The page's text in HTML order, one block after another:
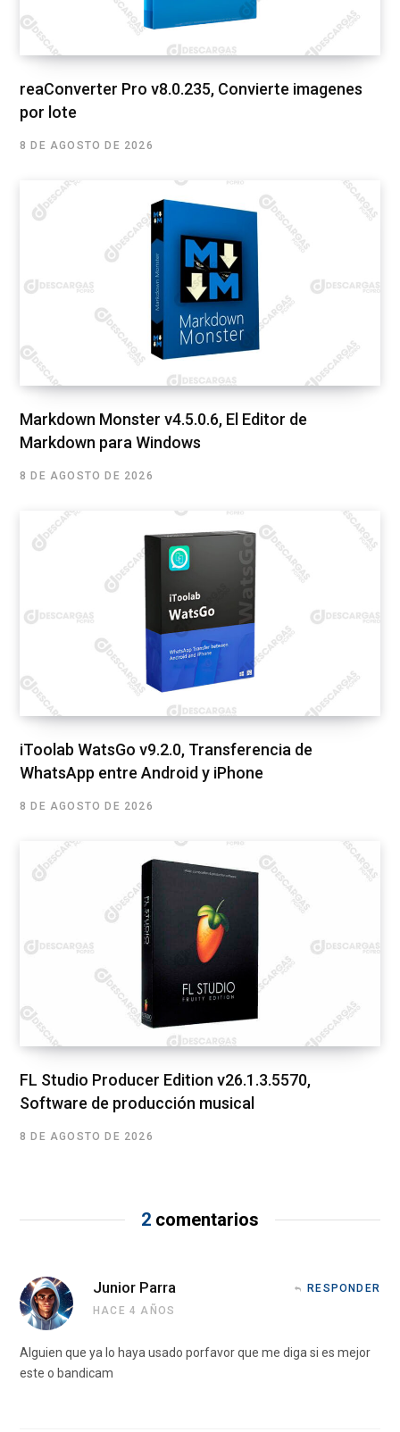
reaConverter Pro v8.0.235, Convierte imagenes
por lote
8 DE AGOSTO DE 2026
Markdown Monster v4.5.0.6, El Editor de
Markdown para Windows
8 DE AGOSTO DE 2026
iToolab WatsGo v9.2.0, Transferencia de
WhatsApp entre Android y iPhone
8 DE AGOSTO DE 2026
FL Studio Producer Edition v26.1.3.5570,
Software de producción musical
8 DE AGOSTO DE 2026
2 comentarios
Junior Parra
HACE 4 AÑOS
RESPONDER
Alguien que ya lo haya usado porfavor que me diga si es mejor
este o bandicam